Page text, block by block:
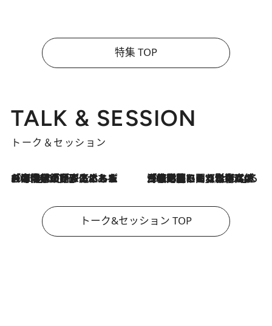
特集 TOP
TALK & SESSION
トーク＆セッション
2026.8.3
「今後値上げがあるとすれば…」「リスクがあるのは今年の冬」エネルギー専門家が語る、ホルムズ海峡封鎖が家庭にもたらす“ある心配” 2026.8.3
「住宅建てられない…」「サーチャージ料の高値が続いている」ホルムズ海峡封鎖による影響はいつまで続く？《エネルギー専門家に聞く“どうなる日本の暮らし”》
トーク&セッション TOP